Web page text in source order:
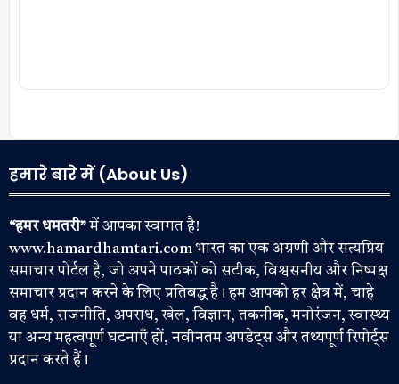
हमारे बारे में (About Us)
“हमर धमतरी”में आपका स्वागत है!
www.hamardhamtari.com भारत का एक अग्रणी और सत्यप्रिय
समाचार पोर्टल है, जो अपने पाठकों को सटीक, विश्वसनीय और निष्पक्ष
समाचार प्रदान करने के लिए प्रतिबद्ध है। हम आपको हर क्षेत्र में, चाहे
वह धर्म, राजनीति, अपराध, खेल, विज्ञान, तकनीक, मनोरंजन, स्वास्थ्य
या अन्य महत्वपूर्ण घटनाएँ हों, नवीनतम अपडेट्स और तथ्यपूर्ण रिपोर्ट्स
प्रदान करते हैं।